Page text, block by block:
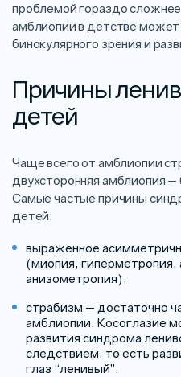
проблемой гораздо
амблиопии в детстве может
бинокулярного зрения и
Причины
детей
Чаще всего от амблиопии
двухсторонняя амблиопия
Самые частые причины
детей:
выраженное
(миопия, гиперметропия,
анизометропия);
страбизм — достаточно
амблиопии. Косоглазие
развития синдрома
следствием, то есть
глаз “ленивый”.